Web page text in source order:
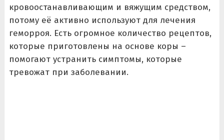
кровоостанавливающим и вяжущим средством,
потому её активно используют для лечения
геморроя. Есть огромное количество рецептов,
которые приготовлены на основе коры –
помогают устранить симптомы, которые
тревожат при заболевании.